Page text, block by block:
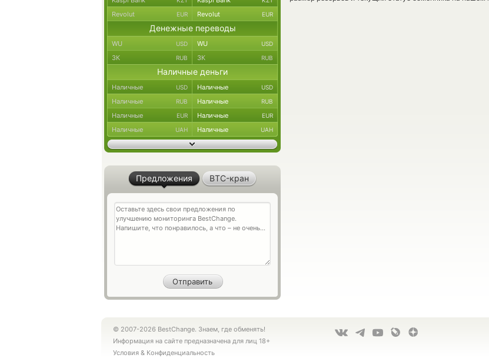
Revolut EUR Revolut EUR
Денежные переводы
WU USD WU USD
ЗК RUB ЗК RUB
Наличные деньги
Наличные USD Наличные USD
Наличные RUB Наличные RUB
Наличные EUR Наличные EUR
Наличные UAH Наличные UAH
Предложения BTC-кран
© 2007-2026 BestChange. Знаем, где обменять!
Информация на сайте предназначена для лиц 18+
Условия & Конфиденциальность